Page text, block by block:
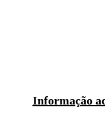
Informação